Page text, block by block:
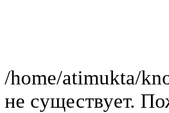
/home/atimukta/
не существует.